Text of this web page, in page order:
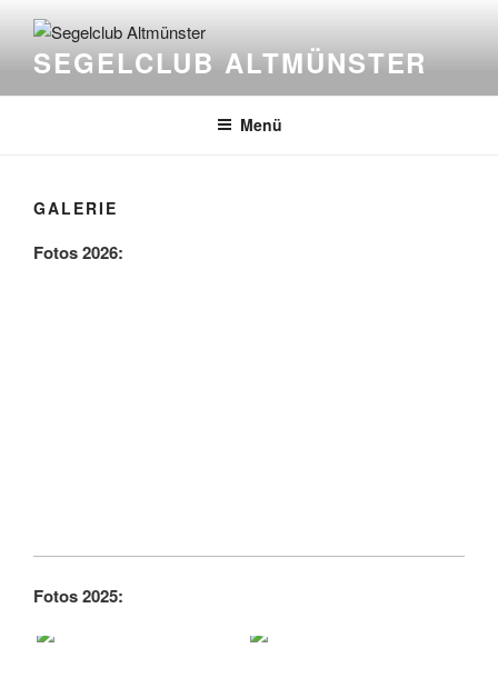
Inhalt
springenSEGELCLUB ALTMÜNSTER
Menü
GALERIE
Fotos 2026:
Fotos 2025: